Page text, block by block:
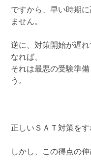
ですから、早い時期
ません。
逆に、対策開始が遅
なれば、
それは最悪の受験準
う。
正しいＳＡＴ対策を
しかし、この得点の